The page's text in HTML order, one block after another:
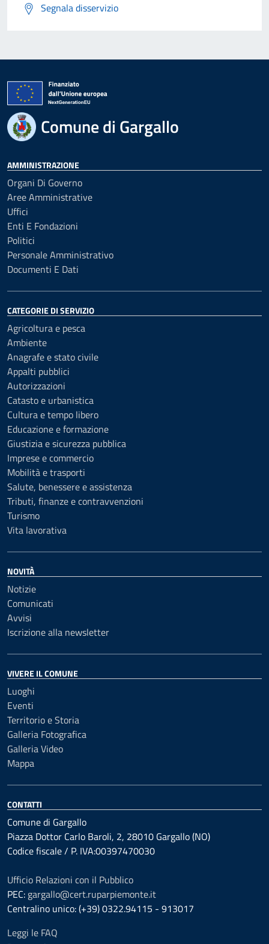
Segnala disservizio
Comune di Gargallo
AMMINISTRAZIONE
Organi Di Governo
Aree Amministrative
Uffici
Enti E Fondazioni
Politici
Personale Amministrativo
Documenti E Dati
CATEGORIE DI SERVIZIO
Agricoltura e pesca
Ambiente
Anagrafe e stato civile
Appalti pubblici
Autorizzazioni
Catasto e urbanistica
Cultura e tempo libero
Educazione e formazione
Giustizia e sicurezza pubblica
Imprese e commercio
Mobilità e trasporti
Salute, benessere e assistenza
Tributi, finanze e contravvenzioni
Turismo
Vita lavorativa
NOVITÀ
Notizie
Comunicati
Avvisi
Iscrizione alla newsletter
VIVERE IL COMUNE
Luoghi
Eventi
Territorio e Storia
Galleria Fotografica
Galleria Video
Mappa
CONTATTI
Comune di Gargallo
Piazza Dottor Carlo Baroli, 2, 28010 Gargallo (NO)
Codice fiscale / P. IVA:00397470030
Ufficio Relazioni con il Pubblico
PEC: gargallo@cert.ruparpiemonte.it
Centralino unico: (+39) 0322.94115 - 913017
Leggi le FAQ